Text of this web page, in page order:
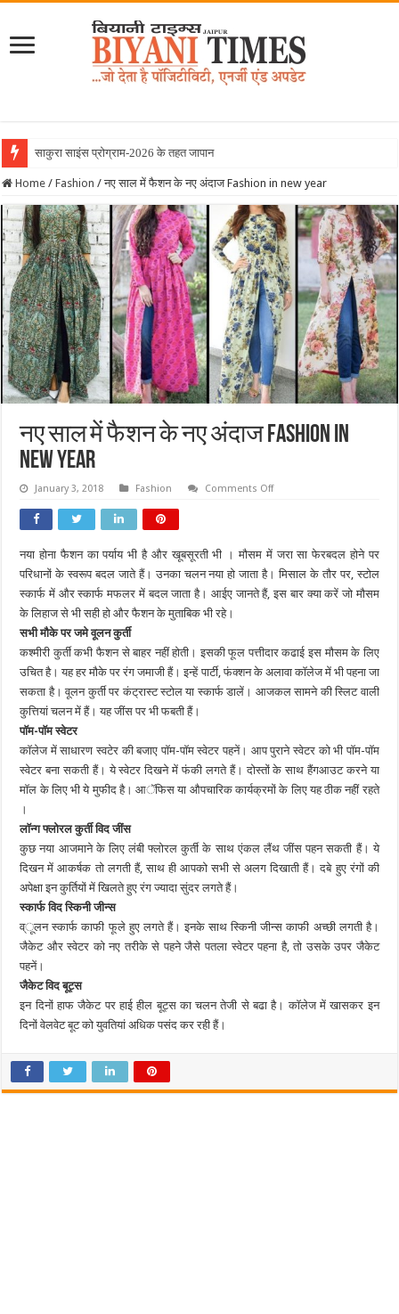
साकुरा साइंस प्रोग्राम-2026 के तहत जापान रवाना हुई
Home / Fashion / नए साल में फैशन के नए अंदाज Fashion in new year
नए साल में फैशन के नए अंदाज Fashion in
new year
January 3, 2018 Fashion Comments Offon
नए
अंदाज
Fashion
in
new
नया होना फैशन का पर्याय भी है और खूबसूरती भी । मौसम में जरा सा फेरबदल होने पर
परिधानों के स्वरूप बदल जाते हैं। उनका चलन नया हो जाता है। मिसाल के तौर पर, स्टोल
स्कार्फ में और स्कार्फ मफलर में बदल जाता है। आईए जानते हैं, इस बार क्या करें जो मौसम
के लिहाज से भी सही हो और फैशन के मुताबिक भी रहे।
सभी मौके पर जमे वूलन कुर्ती
कश्मीरी कुर्ती कभी फैशन से बाहर नहीं होती। इसकी फूल पत्तीदार कढाई इस मौसम के लिए
उचित है। यह हर मौके पर रंग जमाजी हैं। इन्हें पार्टी, फंक्शन के अलावा काॅलेज में भी पहना जा
सकता है। वूलन कुर्ती पर कंट्रास्ट स्टोल या स्कार्फ डालें। आजकल सामने की स्लिट वाली
कुत्तियां चलन में हैं। यह जींस पर भी फबती हैं।
पाॅम-पाॅम स्वेटर
काॅलेज में साधारण स्वटेर की बजाए पाॅम-पाॅम स्वेटर पहनें। आप पुराने स्वेटर को भी पाॅम-पाॅम
स्वेटर बना सकती हैं। ये स्वेटर दिखने में फंकी लगते हैं। दोस्तों के साथ हैंगआउट करने या
माॅल के लिए भी ये मुफीद है। आॅफिस या औपचारिक कार्यक्रमों के लिए यह ठीक नहीं रहते
।
लाॅन्ग फ्लोरल कुर्ती विद जींस
कुछ नया आजमाने के लिए लंबी फ्लोरल कुर्ती के साथ एंकल लैंथ जींस पहन सकती हैं। ये
दिखन में आकर्षक तो लगती हैं, साथ ही आपको सभी से अलग दिखाती हैं। दबे हुए रंगों की
अपेक्षा इन कुर्तियों में खिलते हुए रंग ज्यादा सुंदर लगते हैं।
स्कार्फ विद स्किनी जीन्स
व्ूलन स्कार्फ काफी फूले हुए लगते हैं। इनके साथ स्किनी जीन्स काफी अच्छी लगती है।
जैकेट और स्वेटर को नए तरीके से पहने जैसे पतला स्वेटर पहना है, तो उसके उपर जैकेट
पहनें।
जैकेट विद बूट्स
इन दिनों हाफ जैकेट पर हाई हील बूट्स का चलन तेजी से बढा है। काॅलेज में खासकर इन
दिनों वेलवेट बूट को युवतियां अधिक पसंद कर रही हैं।